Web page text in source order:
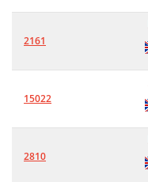
2161
15022
2810